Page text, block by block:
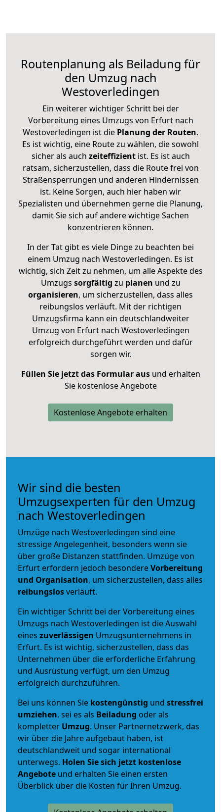
Routenplanung als Beiladung für
den Umzug nach
Westoverledingen
Ein weiterer wichtiger Schritt bei der
Vorbereitung eines Umzugs von Erfurt nach
Westoverledingen ist die Planung der Routen.
Es ist wichtig, eine Route zu wählen, die sowohl
sicher als auch zeiteffizientist. Es ist auch
ratsam, sicherzustellen, dass die Route frei von
Straßensperrungen und anderen Hindernissen
ist. Keine Sorgen, auch hier haben wir
Spezialisten und übernehmen gerne die Planung,
damit Sie sich auf andere wichtige Sachen
konzentrieren können.
In der Tat gibt es viele Dinge zu beachten bei
einem Umzug nach Westoverledingen. Es ist
wichtig, sich Zeit zu nehmen, um alle Aspekte des
Umzugs sorgfältig zu planen und zu
organisieren, um sicherzustellen, dass alles
reibungslos verläuft. Mit der richtigen
Umzugsfirma kann ein deutschlandweiter
Umzug von Erfurt nach Westoverledingen
erfolgreich durchgeführt werden und dafür
sorgen wir.
Füllen Sie jetzt das Formular ausund erhalten
Sie kostenlose Angebote
Kostenlose Angebote erhalten
Wir sind die besten
Umzugsexperten für den Umzug
nach Westoverledingen
Umzüge nach Westoverledingen sind eine
stressige Angelegenheit, besonders wenn sie
über große Distanzen stattfinden. Umzüge von
Erfurt erfordern jedoch besondereVorbereitung
und Organisation, um sicherzustellen, dass alles
reibungslosverläuft.
Ein wichtiger Schritt bei der Vorbereitung eines
Umzugs nach Westoverledingen ist die Auswahl
eines zuverlässigen Umzugsunternehmens in
Erfurt. Es ist wichtig, sicherzustellen, dass das
Unternehmen über die erforderliche Erfahrung
und Ausrüstung verfügt, um den Umzug
erfolgreich durchzuführen.
Bei uns können Sie kostengünstig und stressfrei
umziehen, sei es als Beiladung oder als
kompletter Umzug. Unser Partnernetzwerk, das
wir über die Jahre aufgebaut haben, ist
deutschlandweit und sogar international
unterwegs. Holen Sie sich jetzt kostenlose
Angebote und erhalten Sie einen ersten
Überblick über die Kosten für Ihren Umzug.